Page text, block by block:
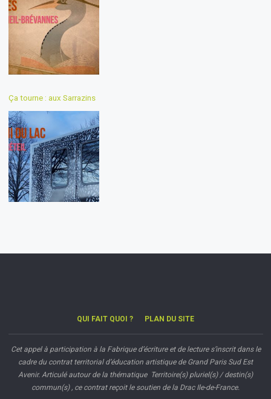
Ça tourne : aux Sarrazins
QUI FAIT QUOI ? PLAN DU SITE
Cet appel à participation à la Fabrique d’écriture et de lecture s’inscrit dans le
cadre du contrat territorial d’éducation artistique de Grand Paris Sud Est
Avenir. Articulé autour de la thématique Territoire(s) pluriel(s) / destin(s)
commun(s) , ce contrat reçoit le soutien de la Drac Ile-de-France.